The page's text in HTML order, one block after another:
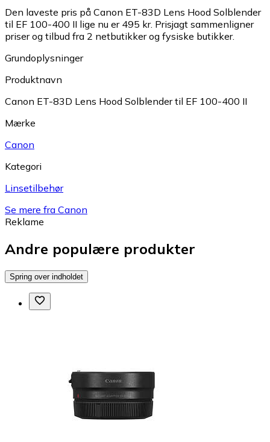
Den laveste pris på Canon ET-83D Lens Hood Solblender
til EF 100-400 II lige nu er 495 kr. Prisjagt sammenligner
priser og tilbud fra 2 netbutikker og fysiske butikker.
Grundoplysninger
Produktnavn
Canon ET-83D Lens Hood Solblender til EF 100-400 II
Mærke
Canon
Kategori
Linsetilbehør
Se mere fra Canon
Reklame
Andre populære produkter
Spring over indholdet